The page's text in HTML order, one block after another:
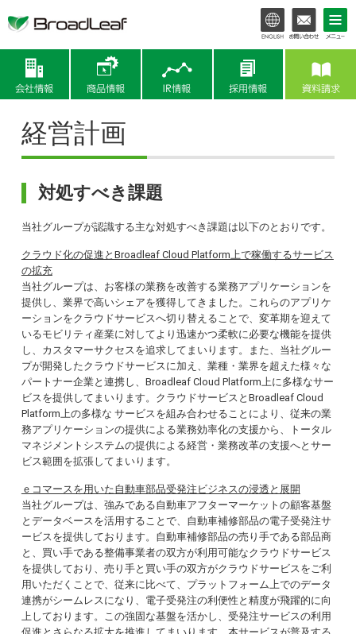
商品情報
経営計画
対処すべき課題
当社グループが認識する主な対処すべき課題は以下のとおりです。
クラウド化の促進とBroadleaf Cloud Platform上で稼働するサービス
の拡充
当社グループは、お客様の業務を改善する業務アプリケーションを
提供し、業界で高いシェアを獲得してきました。これらのアプリケ
ーションをクラウドサービスへ切り替えることで、変革期を迎えて
いるモビリティ産業に対してより迅速かつ柔軟に必要な機能を提供
し、カスタマーサクセスを追求してまいります。また、当社グルー
プが開発したクラウドサービスに加え、業種・業界を超えた様々な
パートナー企業と連携し、Broadleaf Cloud Platform上に多様なサー
ビスを提供してまいります。クラウドサービスとBroadleaf Cloud
Platform上の多様な サービスを組み合わせることにより、従来の業
務アプリケーションの提供による業務効率化の支援から、トータル
マネジメントシステムの提供による経営・業務改革の支援へとサー
ビス範囲を拡張してまいります。
ｅコマースを用いた自動車部品受発注ビジネスの浸透と展開
当社グループは、強みである自動車アフターマーケットの顧客基盤
とデータベースを活用することで、自動車補修部品の電子受発注サ
ービスを提供しております。自動車補修部品の売り手である部品商
と、買い手である整備事業者の双方が利用可能なクラウドサービス
を提供しており、売り手と買い手の双方がクラウドサービスをご利
用いただくことで、従来に比べて、プラットフォーム上でのデータ
連携がシームレスになり、電子受発注の利便性と精度が飛躍的に向
上しております。この強固な基盤を活かし、受発注サービスの利用